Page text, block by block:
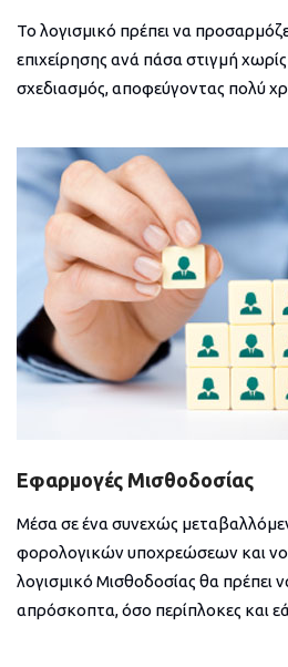
Το λογισμικό πρέπει να
επιχείρησης ανά πάσα στιγμή
σχεδιασμός, αποφεύγοντας πολύ
Εφαρμογές Μισθοδοσίας
Μέσα σε ένα συνεχώς
φορολογικών υποχρεώσεων και
λογισμικό Μισθοδοσίας θα πρέπει
απρόσκοπτα, όσο περίπλοκες και